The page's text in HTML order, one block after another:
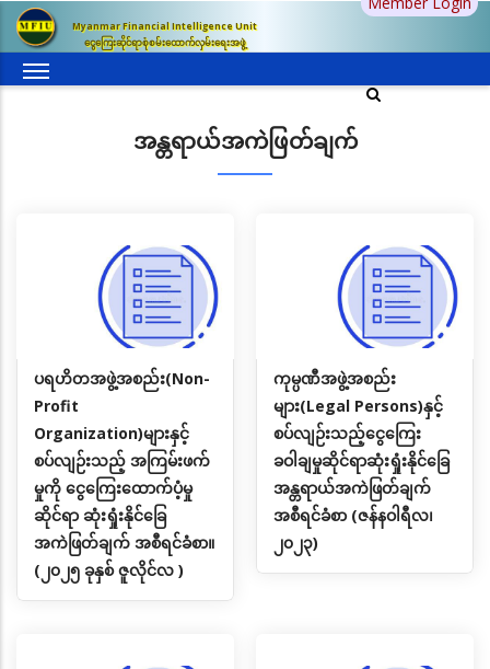
အဓိက
အကြောင်းအရာ
Myanmar Financial Intelligence Unit
ငွေကြေးဆိုင်ရာစုံစမ်းထောက်လှမ်းရေးအဖွဲ့
အန္တရာယ်အကဲဖြတ်ချက်
ပရဟိတအဖွဲ့အစည်း(Non-
Profit
Organization)များနှင့်
စပ်လျဉ်းသည့် အကြမ်းဖက်
မှုကို ငွေကြေးထောက်ပံ့မှု
ဆိုင်ရာ ဆုံးရှုံးနိုင်ခြေ
အကဲဖြတ်ချက် အစီရင်ခံစာ။
(၂၀၂၅ ခုနှစ် ဇူလိုင်လ )
ကုမ္ပဏီအဖွဲ့အစည်း
များ(Legal Persons)နှင့်
စပ်လျဉ်းသည့်ငွေကြေး
ခဝါချမှုဆိုင်ရာဆုံးရှုံးနိုင်ခြေ
အန္တရာယ်အကဲဖြတ်ချက်
အစီရင်ခံစာ (ဇန်နဝါရီလ၊
၂၀၂၃)